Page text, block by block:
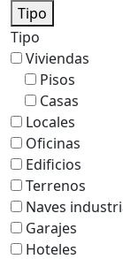
Tipo
Tipo
Viviendas
Pisos
Casas
Locales
Oficinas
Edificios
Terrenos
Naves
Garajes
Hoteles